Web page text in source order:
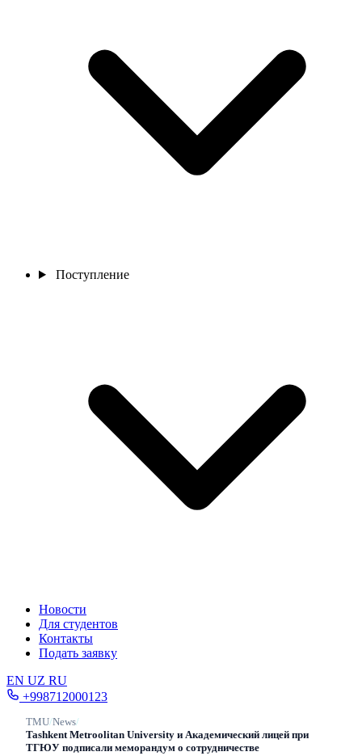
Поступление
Новости
Для студентов
Контакты
Подать заявку
EN UZ RU
+998712000123
TMU/News/
Tashkent Metroolitan University и Академический лицей при
ТГЮУ подписали меморандум о сотрудничестве